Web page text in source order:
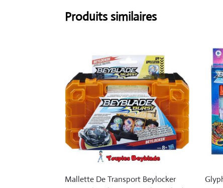
Produits similaires
Mallette De Transport Beylocker